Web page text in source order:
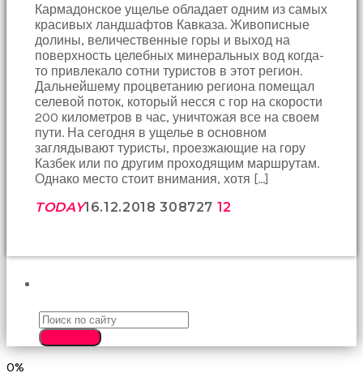
birbirlerine
teşekkür
ederek
bunu
tekrar
yapmak
sözleşiyorlar
altyazılı
porno
Arkadaşımın
evine
takılmaya
annesinin
konsantre
olamıyordum
Кармадонское ущелье обладает одним из самых
красивых ландшафтов Кавказа. Живописные
долины, величественные горы и выход на
поверхность целебных минеральных вод когда-
то привлекало сотни туристов в этот регион.
Дальнейшему процветанию региона помещал
селевой поток, который несся с гор на скорости
200 километров в час, уничтожая все на своем
пути. На сегодня в ущелье в основном
заглядывают туристы, проезжающие на гору
Казбек или по другим проходящим маршрутам.
Однако место стоит внимания, хотя […]
TODAY16.12.2018 308727 12
0%